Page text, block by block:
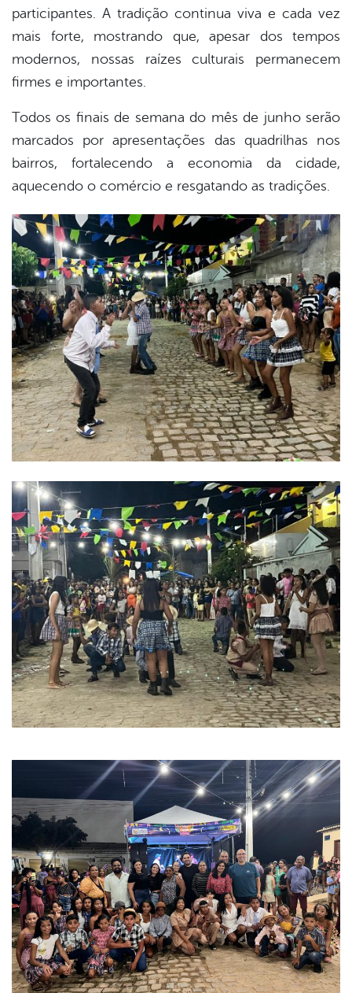
participantes. A tradição continua viva e cada vez
mais forte, mostrando que, apesar dos tempos
modernos, nossas raízes culturais permanecem
firmes e importantes.
Todos os finais de semana do mês de junho serão
marcados por apresentações das quadrilhas nos
bairros, fortalecendo a economia da cidade,
aquecendo o comércio e resgatando as tradições.